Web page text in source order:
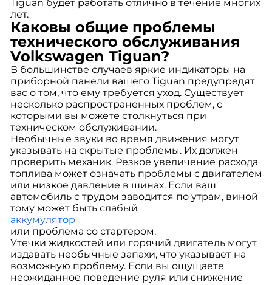
Tiguan будет работать отлично в течение многих
лет.
Каковы общие проблемы
технического обслуживания
Volkswagen Tiguan?
В большинстве случаев яркие индикаторы на
приборной панели вашего Tiguan предупредят
вас о том, что ему требуется уход. Существует
несколько распространенных проблем, с
которыми вы можете столкнуться при
техническом обслуживании.
Необычные звуки во время движения могут
указывать на скрытые проблемы. Их должен
проверить механик. Резкое увеличение расхода
топлива может означать проблемы с двигателем
или низкое давление в шинах. Если ваш
автомобиль с трудом заводится по утрам, виной
тому может быть слабый
аккумулятор
или проблема со стартером.
Утечки жидкостей или горячий двигатель могут
издавать необычные запахи, что указывает на
возможную проблему. Если вы ощущаете
неожиданное поведение руля или снижение